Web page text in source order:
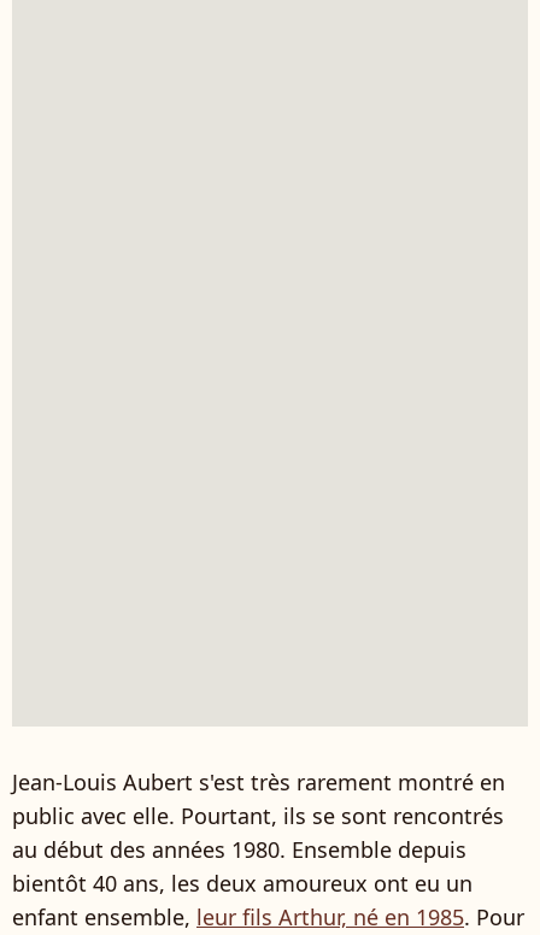
Jean-Louis Aubert s'est très rarement montré en
public avec elle. Pourtant, ils se sont rencontrés
au début des années 1980. Ensemble depuis
bientôt 40 ans, les deux amoureux ont eu un
enfant ensemble, leur fils Arthur, né en 1985. Pour